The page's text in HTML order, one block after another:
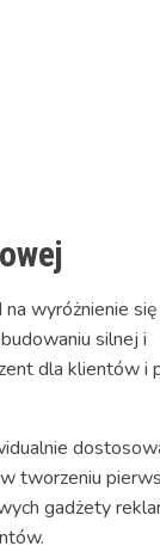
wyróżnienie się
silnej i
dla klientów i
tworzeniu
gadżety